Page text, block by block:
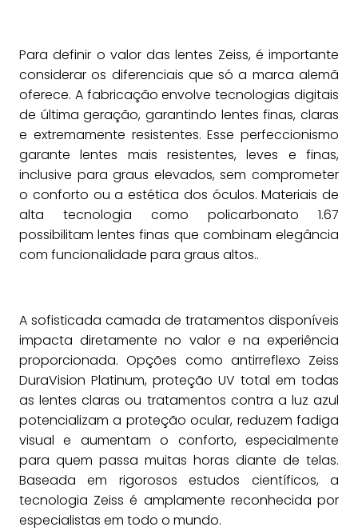
Para definir o valor das lentes Zeiss, é importante
considerar os diferenciais que só a marca alemã
oferece. A fabricação envolve tecnologias digitais
de última geração, garantindo lentes finas, claras
e extremamente resistentes. Esse perfeccionismo
garante lentes mais resistentes, leves e finas,
inclusive para graus elevados, sem comprometer
o conforto ou a estética dos óculos. Materiais de
alta tecnologia como policarbonato 1.67
possibilitam lentes finas que combinam elegância
com funcionalidade para graus altos..
A sofisticada camada de tratamentos disponíveis
impacta diretamente no valor e na experiência
proporcionada. Opções como antirreflexo Zeiss
DuraVision Platinum, proteção UV total em todas
as lentes claras ou tratamentos contra a luz azul
potencializam a proteção ocular, reduzem fadiga
visual e aumentam o conforto, especialmente
para quem passa muitas horas diante de telas.
Baseada em rigorosos estudos científicos, a
tecnologia Zeiss é amplamente reconhecida por
especialistas em todo o mundo.